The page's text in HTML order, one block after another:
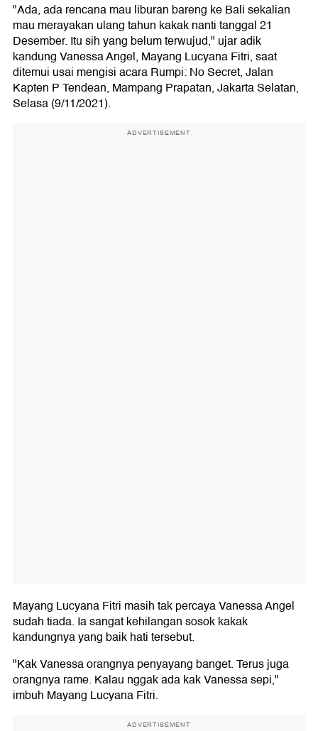
"Ada, ada rencana mau liburan bareng ke Bali sekalian
mau merayakan ulang tahun kakak nanti tanggal 21
Desember. Itu sih yang belum terwujud," ujar adik
kandung Vanessa Angel, Mayang Lucyana Fitri, saat
ditemui usai mengisi acara Rumpi: No Secret, Jalan
Kapten P Tendean, Mampang Prapatan, Jakarta Selatan,
Selasa (9/11/2021).
ADVERTISEMENT
Mayang Lucyana Fitri masih tak percaya Vanessa Angel
sudah tiada. Ia sangat kehilangan sosok kakak
kandungnya yang baik hati tersebut.
"Kak Vanessa orangnya penyayang banget. Terus juga
orangnya rame. Kalau nggak ada kak Vanessa sepi,"
imbuh Mayang Lucyana Fitri.
ADVERTISEMENT